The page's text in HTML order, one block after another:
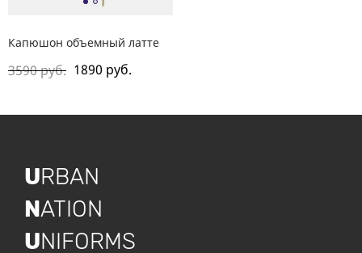
Капюшон объемный латте
3590 руб. 1890 руб.
URBAN
NATION
UNIFORMS